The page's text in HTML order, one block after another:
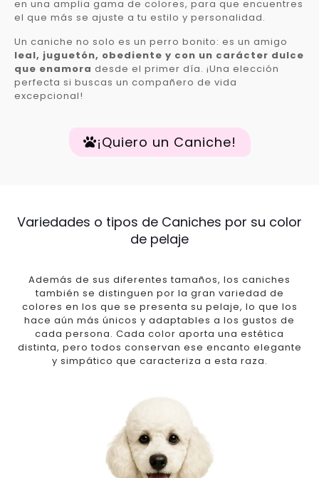
en una amplia gama de colores, para que encuentres
el que más se ajuste a tu estilo y personalidad.
Un caniche no solo es un perro bonito: es un amigo
leal, juguetón, obediente y con un carácter dulce
que enamora desde el primer día. ¡Una elección
perfecta si buscas un compañero de vida
excepcional!
¡Quiero un Caniche!
Variedades o tipos de Caniches por su color
de pelaje
Además de sus diferentes tamaños, los caniches
también se distinguen por la gran variedad de
colores en los que se presenta su pelaje, lo que los
hace aún más únicos y adaptables a los gustos de
cada persona. Cada color aporta una estética
distinta, pero todos conservan ese encanto elegante
y simpático que caracteriza a esta raza.